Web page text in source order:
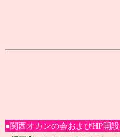
●関西オカンの会およびHP開